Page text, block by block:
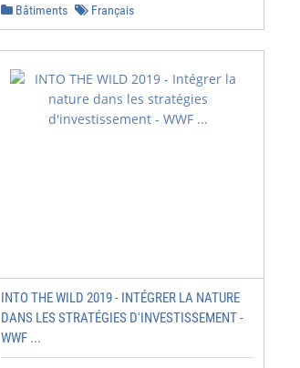
Bâtiments Français
INTO THE WILD 2019 - INTÉGRER LA NATURE
DANS LES STRATÉGIES D'INVESTISSEMENT -
WWF ...